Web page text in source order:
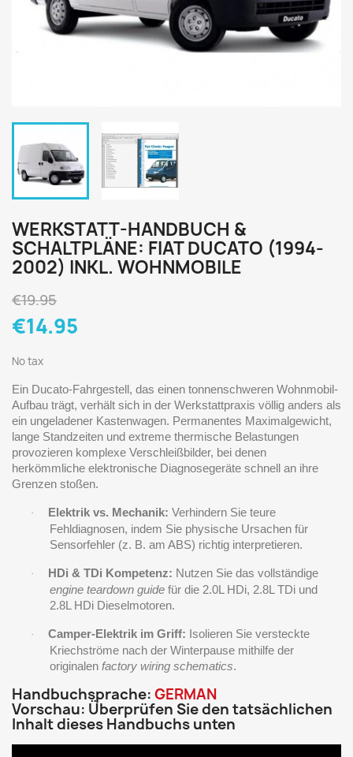
WERKSTATT-HANDBUCH &
SCHALTPLÄNE: FIAT DUCATO (1994-
2002) INKL. WOHNMOBILE
€19.95
€14.95
No tax
Ein Ducato-Fahrgestell, das einen tonnenschweren Wohnmobil-
Aufbau trägt, verhält sich in der Werkstattpraxis völlig anders als
ein ungeladener Kastenwagen. Permanentes Maximalgewicht,
lange Standzeiten und extreme thermische Belastungen
provozieren komplexe Verschleißbilder, bei denen
herkömmliche elektronische Diagnosegeräte schnell an ihre
Grenzen stoßen.
· Elektrik vs. Mechanik: Verhindern Sie teure
Fehldiagnosen, indem Sie physische Ursachen für
Sensorfehler (z. B. am ABS) richtig interpretieren.
· HDi & TDi Kompetenz: Nutzen Sie das vollständige
engine teardown guide für die 2.0L HDi, 2.8L TDi und
2.8L HDi Dieselmotoren.
· Camper-Elektrik im Griff: Isolieren Sie versteckte
Kriechströme nach der Winterpause mithilfe der
originalen factory wiring schematics.
Handbuchsprache: GERMAN
Vorschau: Überprüfen Sie den tatsächlichen
Inhalt dieses Handbuchs unten